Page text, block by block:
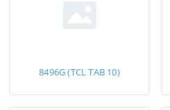
8496G (TCL TAB 10)